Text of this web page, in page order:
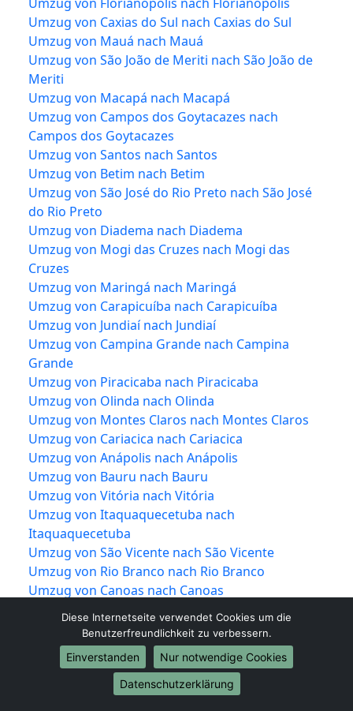
Umzug von Caxias do Sul nach Caxias do Sul
Umzug von Mauá nach Mauá
Umzug von São João de Meriti nach São João de
Meriti
Umzug von Macapá nach Macapá
Umzug von Campos dos Goytacazes nach
Campos dos Goytacazes
Umzug von Santos nach Santos
Umzug von Betim nach Betim
Umzug von São José do Rio Preto nach São José
do Rio Preto
Umzug von Diadema nach Diadema
Umzug von Mogi das Cruzes nach Mogi das
Cruzes
Umzug von Maringá nach Maringá
Umzug von Carapicuíba nach Carapicuíba
Umzug von Jundiaí nach Jundiaí
Umzug von Campina Grande nach Campina
Grande
Umzug von Piracicaba nach Piracicaba
Umzug von Olinda nach Olinda
Umzug von Montes Claros nach Montes Claros
Umzug von Cariacica nach Cariacica
Umzug von Anápolis nach Anápolis
Umzug von Bauru nach Bauru
Umzug von Vitória nach Vitória
Umzug von Itaquaquecetuba nach
Itaquaquecetuba
Umzug von São Vicente nach São Vicente
Umzug von Rio Branco nach Rio Branco
Umzug von Canoas nach Canoas
Umzug von Franca nach Franca
Umzug von Ponta Grossa nach Ponta Grossa
Umzug von Blumenau nach Blumenau
Umzug von Paulista nach Paulista
Umzug von Ribeirão das Neves nach Ribeirão das
Diese Internetseite verwendet Cookies um die
Benutzerfreundlichkeit zu verbessern.
Einverstanden
Nur notwendige Cookies
Datenschutzerklärung